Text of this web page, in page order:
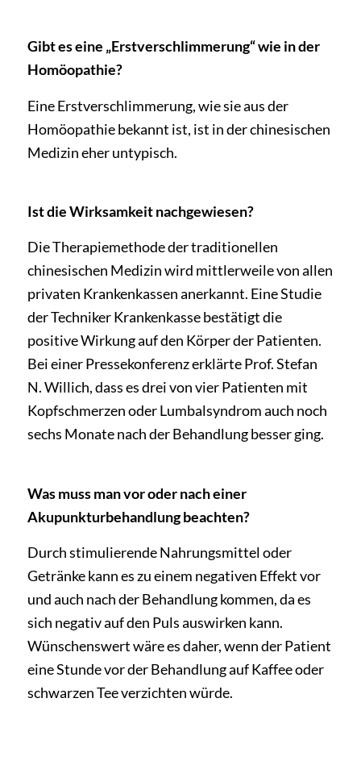
Gibt es eine „Erstverschlimmerung“ wie in der
Homöopathie?
Eine Erstverschlimmerung, wie sie aus der
Homöopathie bekannt ist, ist in der chinesischen
Medizin eher untypisch.
Ist die Wirksamkeit nachgewiesen?
Die Therapiemethode der traditionellen
chinesischen Medizin wird mittlerweile von allen
privaten Krankenkassen anerkannt. Eine Studie
der Techniker Krankenkasse bestätigt die
positive Wirkung auf den Körper der Patienten.
Bei einer Pressekonferenz erklärte Prof. Stefan
N. Willich, dass es drei von vier Patienten mit
Kopfschmerzen oder Lumbalsyndrom auch noch
sechs Monate nach der Behandlung besser ging.
Was muss man vor oder nach einer
Akupunkturbehandlung beachten?
Durch stimulierende Nahrungsmittel oder
Getränke kann es zu einem negativen Effekt vor
und auch nach der Behandlung kommen, da es
sich negativ auf den Puls auswirken kann.
Wünschenswert wäre es daher, wenn der Patient
eine Stunde vor der Behandlung auf Kaffee oder
schwarzen Tee verzichten würde.